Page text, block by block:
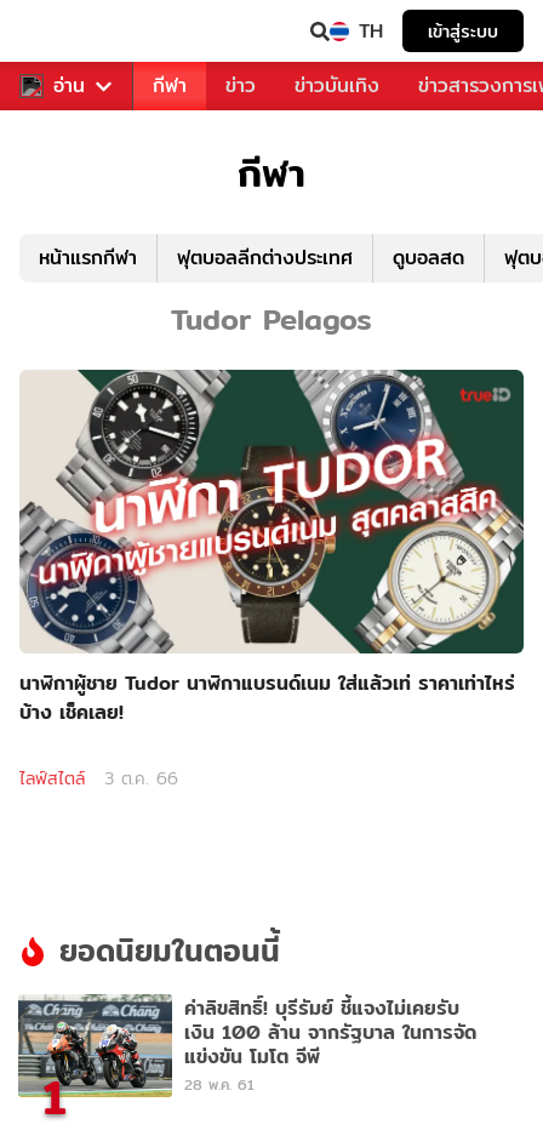
TH เข้าสู่ระบบ
อ่าน
สำหรับคุณ กีฬา ข่าว ข่าวบันเทิง ข่าวสารวงการ
กีฬา
หน้าแรกกีฬา ฟุตบอลลีกต่างประเทศ ดูบอลสด ฟุต
Tudor Pelagos
นาฬิกาผู้ชาย Tudor นาฬิกาแบรนด์เนม ใส่แล้วเท่ ราคาเท่าไหร่
บ้าง เช็คเลย!
ไลฟ์สไตล์ 3 ต.ค. 66
ยอดนิยมในตอนนี้
1
ค่าลิขสิทธิ์! บุรีรัมย์ ชี้แจงไม่เคยรับ
เงิน 100 ล้าน จากรัฐบาล ในการจัด
แข่งขัน โมโต จีพี
28 พ.ค. 61